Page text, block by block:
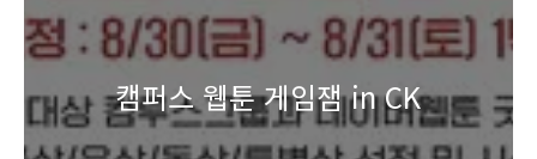
캠퍼스 웹툰 게임잼 in CK